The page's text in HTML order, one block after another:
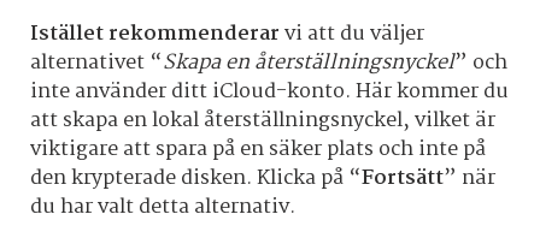
Istället rekommenderarvi att du väljer
alternativet “Skapa en återställningsnyckel” och
inte använder ditt iCloud-konto. Här kommer du
att skapa en lokal återställningsnyckel, vilket är
viktigare att spara på en säker plats och inte på
den krypterade disken. Klicka på “Fortsätt” när
du har valt detta alternativ.